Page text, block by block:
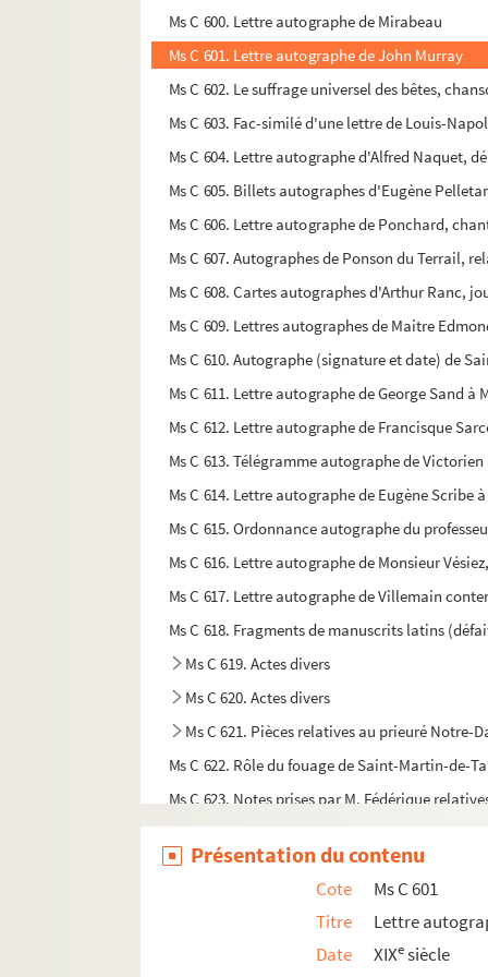
Ms C 600. Lettre autographe de Mirabeau
Ms C 601. Lettre autographe de John Murray
Ms C 602. Le suffrage universel des bêtes,
Ms C 603. Fac-similé d'une lettre de Louis-
Ms C 604. Lettre autographe d'Alfred Naquet,
Ms C 605. Billets autographes d'Eugène
Ms C 606. Lettre autographe de Ponchard,
Ms C 607. Autographes de Ponson du Terrail,
Ms C 608. Cartes autographes d'Arthur Ranc,
Ms C 609. Lettres autographes de Maitre
Ms C 610. Autographe (signature et date) de
Ms C 611. Lettre autographe de George Sand à
Ms C 612. Lettre autographe de Francisque
Ms C 613. Télégramme autographe de
Ms C 614. Lettre autographe de Eugène Scribe
Ms C 615. Ordonnance autographe du
Ms C 616. Lettre autographe de Monsieur
Ms C 617. Lettre autographe de Villemain
Ms C 618. Fragments de manuscrits latins
Ms C 619. Actes divers
Ms C 620. Actes divers
Ms C 621. Pièces relatives au prieuré Notre-
Ms C 622. Rôle du fouage de Saint-Martin-de-
Ms C 623. Notes prises par M. Fédérique
Ms C 644. Registre d'imposition de Condé
Ms C 647. L'ancien Etat du Cotentin du temps
Ms C 648. Notes sur le parlementarisme en
Ms C 649. Notes sur la littérature romantique
Ms C 650. Notes sur l'Histoire littéraire de
Présentation du contenu
Cote
Ms C 601
Titre
Lettre
Date
XIXesiècle